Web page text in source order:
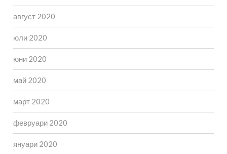
август 2020
юли 2020
юни 2020
май 2020
март 2020
февруари 2020
януари 2020